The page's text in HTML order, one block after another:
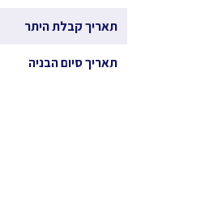
תאריך קבלת היתר
תאריך סיום הבניה